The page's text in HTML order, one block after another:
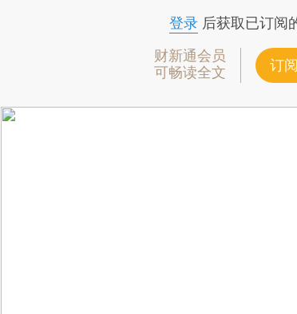
登录后获取已订阅
财新通会员
可畅读全文
订